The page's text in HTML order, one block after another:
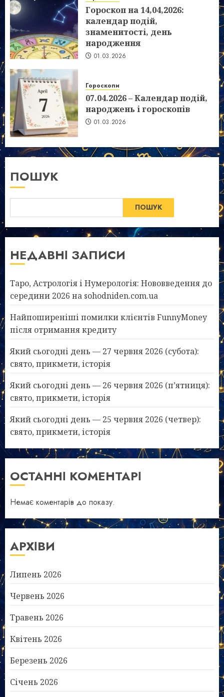
Гороскоп на 14,04,2026:
календар подій,
знаменитості, день
народження
01.03.2026
Гороскопи
07.04.2026 – Календар подій,
народжень і гороскопів
01.03.2026
ПОШУК
ПОШУК
НЕДАВНІ ЗАПИСИ
Таро, Астрологія і Нумерологія: Нововведення до
середини 2026 на sohodniden.com.ua
Найпоширеніші помилки клієнтів FunnyMoney
після отримання кредиту
Який сьогодні день — 27 червня 2026 (субота):
свято, прикмети, історія
Який сьогодні день — 26 червня 2026 (п’ятниця):
свято, прикмети, історія
Який сьогодні день — 25 червня 2026 (четвер):
свято, прикмети, історія
ОСТАННІ КОМЕНТАРІ
Немає коментарів до показу.
АРХІВИ
Липень 2026
Червень 2026
Травень 2026
Квітень 2026
Березень 2026
Січень 2026